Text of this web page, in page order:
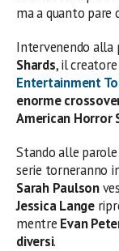
ma a quanto
Intervenendo alla
Shards, il
Entertainment
enorme
American Horror
Stando alle parole
serie torneranno
Sarah Paulson
Jessica Lange
mentre Evan
diversi.